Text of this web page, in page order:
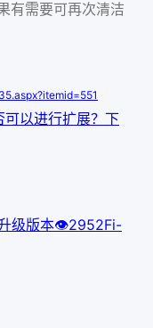
有需要可再次清洁
以进行扩展？ 下
级版本👁2952Fi-